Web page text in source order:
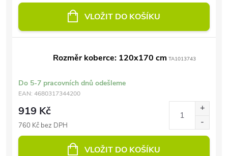
VLOŽIT DO KOŠÍKU
Rozměr koberce: 120x170 cm TA1013743
Do 5-7 pracovních dnů odešleme
EAN: 4680317344200
919 Kč
760 Kč bez DPH
VLOŽIT DO KOŠÍKU